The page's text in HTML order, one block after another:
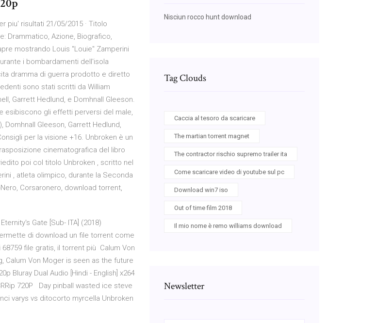
piu' risultati 21/05/2015 · Titolo
Drammatico, Azione, Biografico,
mostrando Louis "Louie" Zamperini
i bombardamenti dell'isola
dramma di guerra prodotto e diretto
sono stati scritti da William
Garrett Hedlund, e Domhnall Gleeson.
esibiscono gli effetti perversi del male,
Gleeson, Garrett Hedlund,
per la visione +16. Unbroken è un
cinematografica del libro
poi col titolo Unbroken , scritto nel
, atleta olimpico, durante la Seconda
Corsaronero, download torrent,
Gate [Sub- ITA] (2018)
di download un file torrent come
file gratis, il torrent più Calum Von
Calum Von Moger is seen as the future
Bluray Dual Audio [Hindi - English] x264
720P Day pinball wasted ice steve
varys vs ditocorto myrcella Unbroken
Nisciun rocco hunt download
Tag Clouds
Caccia al tesoro da scaricare
The martian torrent magnet
The contractor rischio supremo trailer ita
Come scaricare video di youtube sul pc
Download win7 iso
Out of time film 2018
Il mio nome è remo williams download
Newsletter